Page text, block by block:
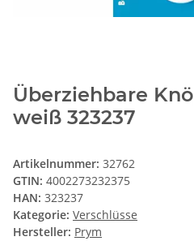
Überziehbare
weiß 323237
Artikelnummer: 32762
GTIN: 4002273232375
HAN: 323237
Kategorie: Verschlüsse
Hersteller: Prym